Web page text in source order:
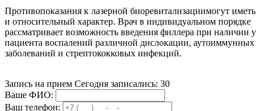
Противопоказания к лазерной биоревитализациимогут иметь
и относительный характер. Врач в индивидуальном порядке
рассматривает возможность введения филлера при наличии у
пациента воспалений различной дислокации, аутоиммунных
заболеваний и стрептококковых инфекций.
Запись на прием Сегодня записались: 30
Ваше ФИО:
Ваш телефон: